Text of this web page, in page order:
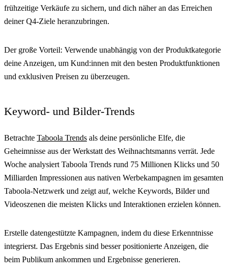
frühzeitige Verkäufe zu sichern, und dich näher an das Erreichen
deiner Q4-Ziele heranzubringen.
Der große Vorteil: Verwende unabhängig von der Produktkategorie
deine Anzeigen, um Kund:innen mit den besten Produktfunktionen
und exklusiven Preisen zu überzeugen.
Keyword- und Bilder-Trends
Betrachte Taboola Trends als deine persönliche Elfe, die
Geheimnisse aus der Werkstatt des Weihnachtsmanns verrät. Jede
Woche analysiert Taboola Trends rund 75 Millionen Klicks und 50
Milliarden Impressionen aus nativen Werbekampagnen im gesamten
Taboola-Netzwerk und zeigt auf, welche Keywords, Bilder und
Videoszenen die meisten Klicks und Interaktionen erzielen können.
Erstelle datengestützte Kampagnen, indem du diese Erkenntnisse
integrierst. Das Ergebnis sind besser positionierte Anzeigen, die
beim Publikum ankommen und Ergebnisse generieren.